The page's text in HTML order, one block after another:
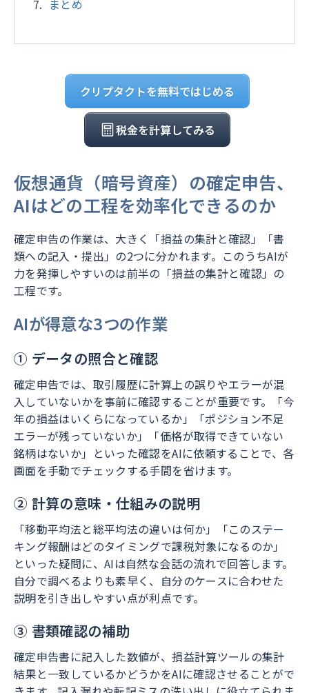
まとめ
クリプタクトを無料ではじめる
税金を計算してみる
仮想通貨（暗号資産）の確定申告、
AIはどの工程を効率化できるのか
確定申告の作業は、大きく「損益の集計と確認」「書
類への記入・提出」の2つに分かれます。このうちAIが
力を発揮しやすいのは前半の「損益の集計と確認」の
工程です。
AIが得意な3つの作業
① データの照合と確認
確定申告では、取引履歴に計算上の誤りやエラーが混
入していないかを事前に確認することが重要です。「今
年の損益はいくらになっているか」「ポジション不足
エラーが残っていないか」「価格が取得できていない
銘柄はないか」といった確認をAIに依頼することで、各
画面を手動でチェックする手間を省けます。
② 計算の意味・仕組みの説明
「移動平均法と総平均法の違いは何か」「このステー
キング報酬はどのタイミングで課税対象になるのか」
といった疑問に、AIは自然な会話の流れで回答します。
自分で調べるよりも素早く、自分のケースに合わせた
説明を引き出しやすい点が利点です。
③ 書類確認の補助
確定申告書に記入した数値が、損益計算ツールの集計
結果と一致しているかどうかをAIに確認させることがで